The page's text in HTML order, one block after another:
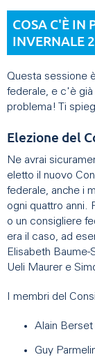
COSA C'È IN
INVERNALE
Questa sessione
federale, e c'è già
problema! Ti
Elezione del
Ne avrai
eletto il nuovo
federale, anche i
ogni quattro anni.
o un consigliere
era il caso, ad
Elisabeth
Ueli Maurer e
I membri del
Alain Berset
Guy